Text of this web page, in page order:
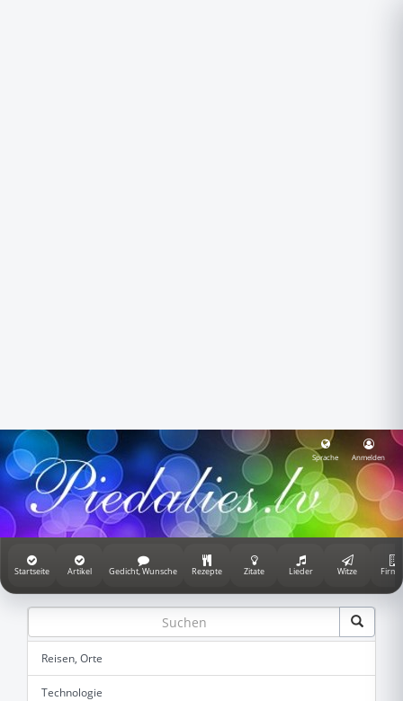
Sprache Anmelden
Startseite Artikel Gedicht, Wunsche Rezepte Zitate Lieder Witze
Reisen, Orte
Technologie